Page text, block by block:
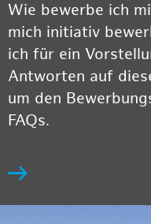
Wie bewerbe ich
mich initiativ
ich für ein
Antworten auf
um den
FAQs.